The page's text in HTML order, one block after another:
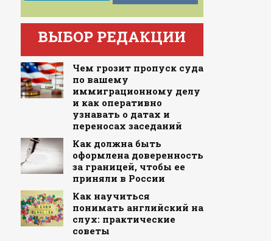
ВЫБОР РЕДАКЦИИ
Чем грозит пропуск суда
по вашему
иммиграционному делу
и как оперативно
узнавать о датах и
переносах заседаний
Как должна быть
оформлена доверенность
за границей, чтобы ее
приняли в России
Как научиться
понимать английский на
слух: практические
советы